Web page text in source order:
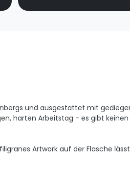
und ausgestattet mit
harten Arbeitstag - es gibt
Artwork auf der Flasche